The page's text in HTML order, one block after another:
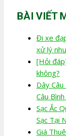
BÀI VIẾT
Đi xe
xử lý
[Hỏi
không?
Dây
Câu
Sạc Ắc
Sạc Tại
Giá